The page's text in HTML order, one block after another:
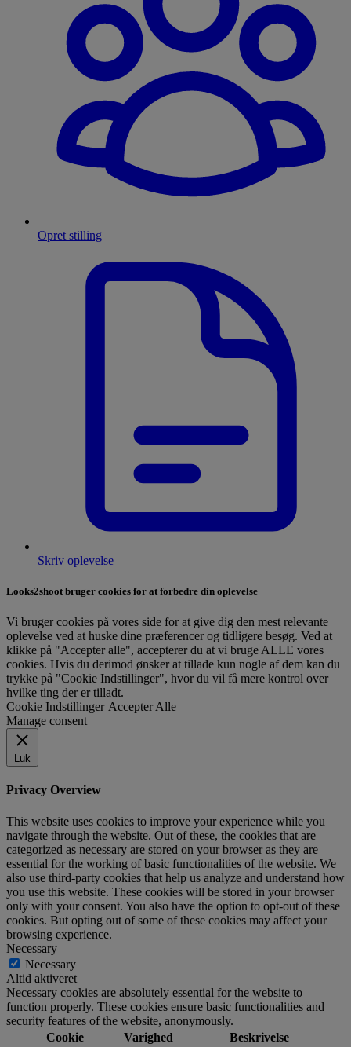
Opret stilling
Skriv oplevelse
Looks2shoot bruger cookies for at forbedre din oplevelse
Vi bruger cookies på vores side for at give dig den mest relevante
oplevelse ved at huske dine præferencer og tidligere besøg. Ved at
klikke på "Accepter alle", accepterer du at vi bruge ALLE vores
cookies. Hvis du derimod ønsker at tillade kun nogle af dem kan du
trykke på "Cookie Indstillinger", hvor du vil få mere kontrol over
hvilke ting der er tilladt.
Cookie Indstillinger Accepter Alle
Manage consent
Luk
Privacy Overview
This website uses cookies to improve your experience while you
navigate through the website. Out of these, the cookies that are
categorized as necessary are stored on your browser as they are
essential for the working of basic functionalities of the website. We
also use third-party cookies that help us analyze and understand how
you use this website. These cookies will be stored in your browser
only with your consent. You also have the option to opt-out of these
cookies. But opting out of some of these cookies may affect your
browsing experience.
Necessary
Necessary
Altid aktiveret
Necessary cookies are absolutely essential for the website to
function properly. These cookies ensure basic functionalities and
security features of the website, anonymously.
Cookie
Varighed Beskrivelse